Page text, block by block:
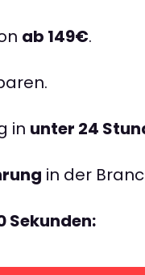
ab 149€.
in unter 24
in der
Sekunden: